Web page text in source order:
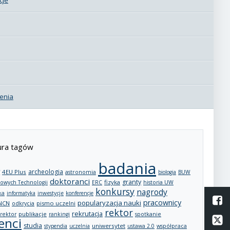
tagów
4EU Plus archeologia astronomia badania biologia BUW
Technologii doktoranci ERC fizyka granty historia UW
informatyka inwestycje konferencje konkursy nagrody
odkrycia pismo uczelni popularyzacja nauki pracownicy
publikacje rankingi rekrutacja rektor spotkanie
studia stypendia uczelnia uniwersytet ustawa 2.0 współpraca